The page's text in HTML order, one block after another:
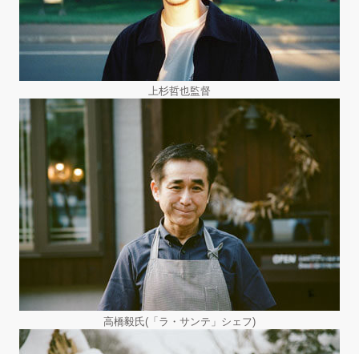
上杉哲也監督
高橋毅氏(「ラ・サンテ」シェフ)